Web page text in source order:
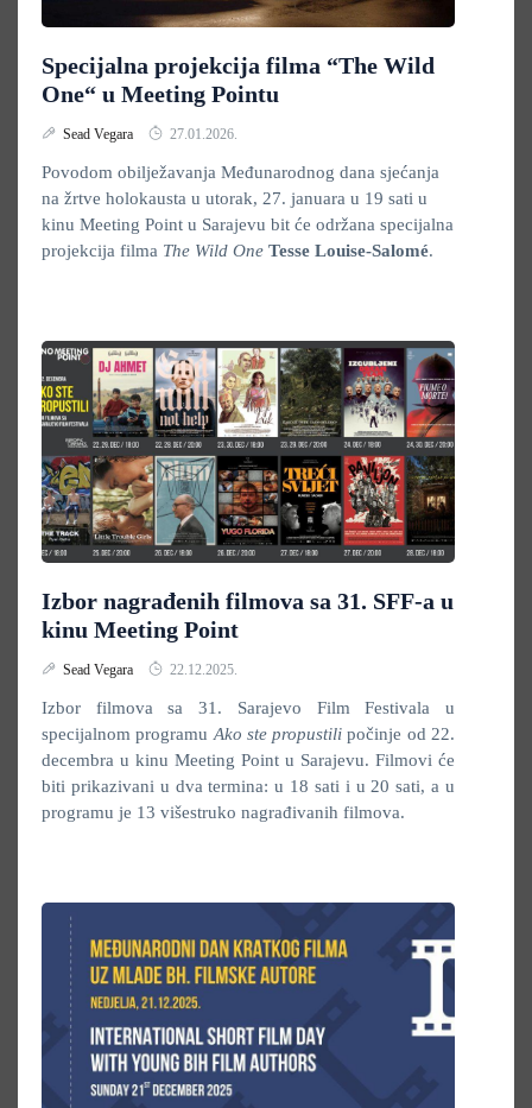
Specijalna projekcija filma “The Wild
One“ u Meeting Pointu
Sead Vegara 27.01.2026.
Povodom obilježavanja Međunarodnog dana sjećanja
na žrtve holokausta u utorak, 27. januara u 19 sati u
kinu Meeting Point u Sarajevu bit će održana specijalna
projekcija filma The Wild One Tesse Louise-Salomé.
Izbor nagrađenih filmova sa 31. SFF-a u
kinu Meeting Point
Sead Vegara 22.12.2025.
Izbor filmova sa 31. Sarajevo Film Festivala u
specijalnom programu Ako ste propustilipočinje od 22.
decembra u kinu Meeting Point u Sarajevu. Filmovi će
biti prikazivani u dva termina: u 18 sati i u 20 sati, a u
programu je 13 višestruko nagrađivanih filmova.